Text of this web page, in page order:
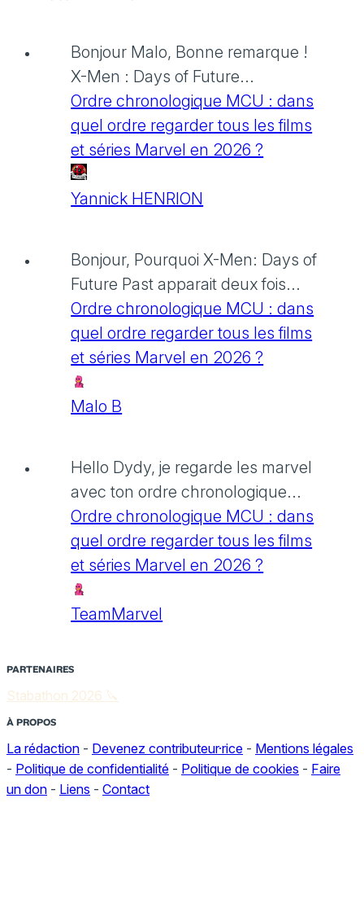
Bonjour Malo, Bonne remarque !
X-Men : Days of Future...
Ordre chronologique MCU : dans
quel ordre regarder tous les films
et séries Marvel en 2026 ?
Yannick HENRION
Bonjour, Pourquoi X-Men: Days of
Future Past apparait deux fois...
Ordre chronologique MCU : dans
quel ordre regarder tous les films
et séries Marvel en 2026 ?
Malo B
Hello Dydy, je regarde les marvel
avec ton ordre chronologique...
Ordre chronologique MCU : dans
quel ordre regarder tous les films
et séries Marvel en 2026 ?
TeamMarvel
PARTENAIRES
Stabathon 2026 🔪
À PROPOS
La rédaction - Devenez contributeur·rice - Mentions légales
- Politique de confidentialité - Politique de cookies - Faire
un don - Liens - Contact